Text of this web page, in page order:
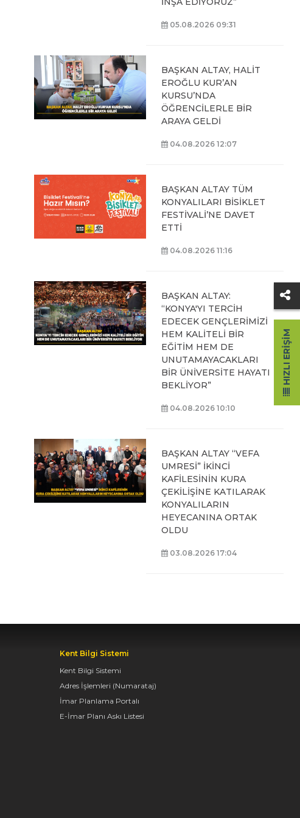
05.08.2026 09:31
BAŞKAN ALTAY, HALİT
EROĞLU KUR’AN
KURSU’NDA
ÖĞRENCİLERLE BİR
ARAYA GELDİ
04.08.2026 12:07
BAŞKAN ALTAY TÜM
KONYALILARI BİSİKLET
FESTİVALİ’NE DAVET
ETTİ
04.08.2026 11:16
BAŞKAN ALTAY:
“KONYA'YI TERCİH
EDECEK GENÇLERİMİZİ
HEM KALİTELİ BİR
EĞİTİM HEM DE
UNUTAMAYACAKLARI
BİR ÜNİVERSİTE HAYATI
BEKLİYOR”
04.08.2026 10:10
BAŞKAN ALTAY “VEFA
UMRESİ” İKİNCİ
KAFİLESİNİN KURA
ÇEKİLİŞİNE KATILARAK
KONYALILARIN
HEYECANINA ORTAK
OLDU
03.08.2026 17:04
BİLGEHANELERDE 30
Kent Bilgi Sistemi
Kent Bilgi Sistemi
Adres İşlemleri (Numarataj)
İmar Planlama Portalı
E-İmar Planı Askı Listesi
HIZLI ERIŞIM